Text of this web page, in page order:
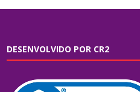
DESENVOLVIDO POR CR2